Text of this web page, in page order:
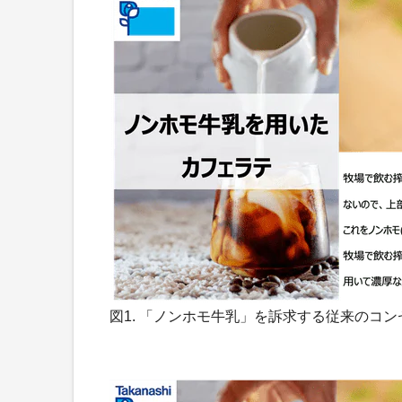
図1. 「ノンホモ牛乳」を訴求する従来のコン